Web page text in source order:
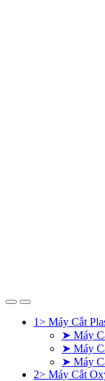
1> Máy Cắt
➤ Máy
➤ Máy
➤ Máy
2> Máy Cắt